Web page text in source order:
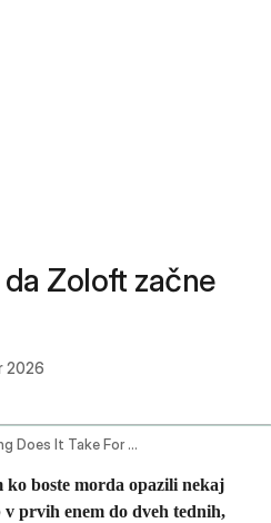
Zoloft začne
2026
How Long Does It Take For Zoloft To Work
boste morda opazili nekaj
prvih enem do dveh tednih,